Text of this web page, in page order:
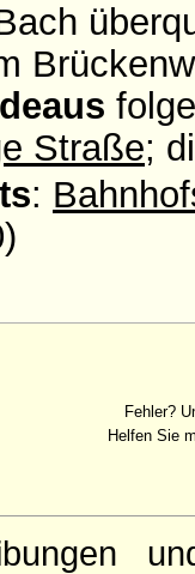
Straße;
:
Fehler?
Helfen Sie